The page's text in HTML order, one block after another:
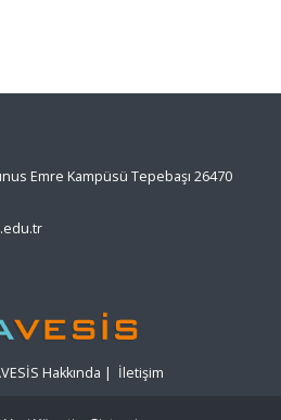
Emre Kampüsü Tepebaşı 26470
Hakkında | İletişim